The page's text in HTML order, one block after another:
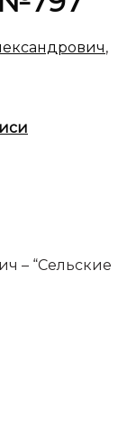
,
– “Сельские